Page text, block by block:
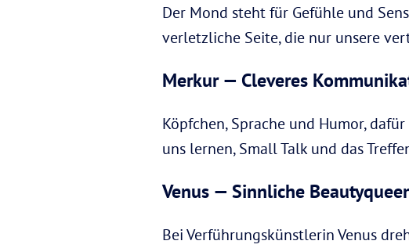
Der Mond steht für Gefühle und
verletzliche Seite, die nur unsere
Merkur — Cleveres
Köpfchen, Sprache und Humor,
uns lernen, Small Talk und das
Venus — Sinnliche
Bei Verführungskünstlerin Venus